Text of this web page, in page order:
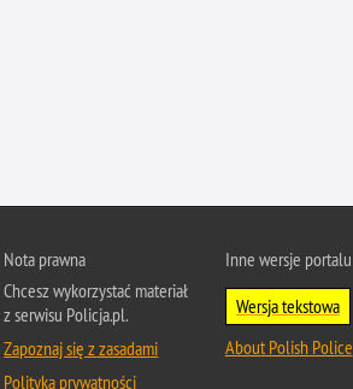
Przestępczość gospodarcza
Przestępczość kryminalna
Przestępczość międzynarodowa
Nota prawna
Chcesz wykorzystać materiał
z serwisu Policja.pl.
Zapoznaj się z zasadami
Polityka prywatności
Inne wersje portalu
Wersja tekstowa
About Polish Police